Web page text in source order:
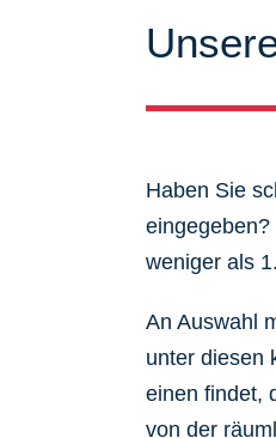
Haben Sie
weniger als
An Auswahl
unter diesen
einen findet,
von der